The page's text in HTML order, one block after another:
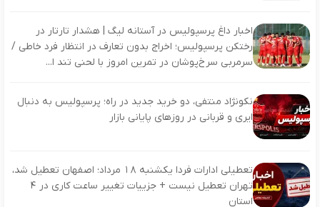
اخبار داغ پرسپولیس در آستانه لیگ | هشدار تارتار در
رختکن پرسپولیس؛ اخراج بدون تعارف در انتظار فرد خاطی /
سرمربی سرخ‌پوشان در تمرین امروز با لحنی تند ا...
نکونژاد منتفی، دو خرید جدید در راه؛ پرسپولیس به دنبال
ایری و قربانی در روزهای پایانی بازار
تعطیلی ادارات فردا یکشنبه ۱۸ مرداد؛ اصفهان تعطیل شد،
تهران تعطیل نیست + جزییات تغییر ساعت کاری در ۴
استان